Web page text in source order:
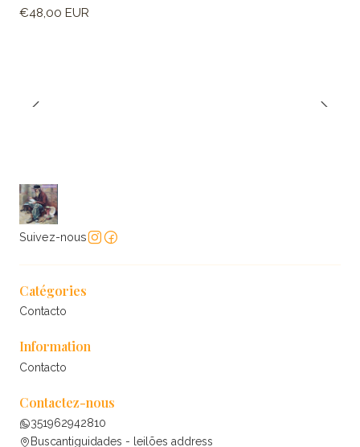
€48,00 EUR
Suivez-nous
Catégories
Contacto
Information
Contacto
Contactez-nous
351962942810
Buscantiguidades - leilões address